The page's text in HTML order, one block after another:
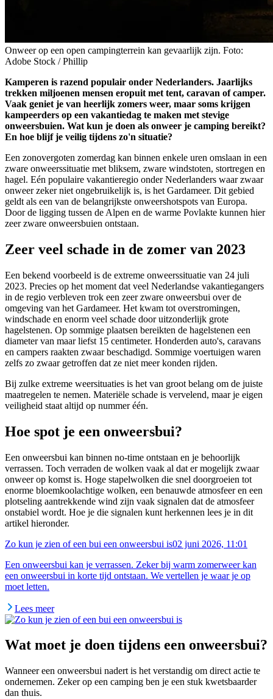
Onweer op een open campingterrein kan gevaarlijk zijn. Foto:
Adobe Stock / Phillip
Kamperen is razend populair onder Nederlanders. Jaarlijks
trekken miljoenen mensen eropuit met tent, caravan of camper.
Vaak geniet je van heerlijk zomers weer, maar soms krijgen
kampeerders op een vakantiedag te maken met stevige
onweersbuien. Wat kun je doen als onweer je camping bereikt?
En hoe blijf je veilig tijdens zo'n situatie?
Een zonovergoten zomerdag kan binnen enkele uren omslaan in een
zware onweerssituatie met bliksem, zware windstoten, stortregen en
hagel. Eén populaire vakantieregio onder Nederlanders waar zwaar
onweer zeker niet ongebruikelijk is, is het Gardameer. Dit gebied
geldt als een van de belangrijkste onweershotspots van Europa.
Door de ligging tussen de Alpen en de warme Povlakte kunnen hier
zeer zware onweersbuien ontstaan.
Zeer veel schade in de zomer van 2023
Een bekend voorbeeld is de extreme onweerssituatie van 24 juli
2023. Precies op het moment dat veel Nederlandse vakantiegangers
in de regio verbleven trok een zeer zware onweersbui over de
omgeving van het Gardameer. Het kwam tot overstromingen,
windschade en enorm veel schade door uitzonderlijk grote
hagelstenen. Op sommige plaatsen bereikten de hagelstenen een
diameter van maar liefst 15 centimeter. Honderden auto's, caravans
en campers raakten zwaar beschadigd. Sommige voertuigen waren
zelfs zo zwaar getroffen dat ze niet meer konden rijden.
Bij zulke extreme weersituaties is het van groot belang om de juiste
maatregelen te nemen. Materiële schade is vervelend, maar je eigen
veiligheid staat altijd op nummer één.
Hoe spot je een onweersbui?
Een onweersbui kan binnen no-time ontstaan en je behoorlijk
verrassen. Toch verraden de wolken vaak al dat er mogelijk zwaar
onweer op komst is. Hoge stapelwolken die snel doorgroeien tot
enorme bloemkoolachtige wolken, een benauwde atmosfeer en een
plotseling aantrekkende wind zijn vaak signalen dat de atmosfeer
onstabiel wordt. Hoe je die signalen kunt herkennen lees je in dit
artikel hieronder.
Zo kun je zien of een bui een onweersbui is02 juni 2026, 11:01
Een onweersbui kan je verrassen. Zeker bij warm zomerweer kan
een onweersbui in korte tijd ontstaan. We vertellen je waar je op
moet letten.
Lees meer
Wat moet je doen tijdens een onweersbui?
Wanneer een onweersbui nadert is het verstandig om direct actie te
ondernemen. Zeker op een camping ben je een stuk kwetsbaarder
dan thuis.